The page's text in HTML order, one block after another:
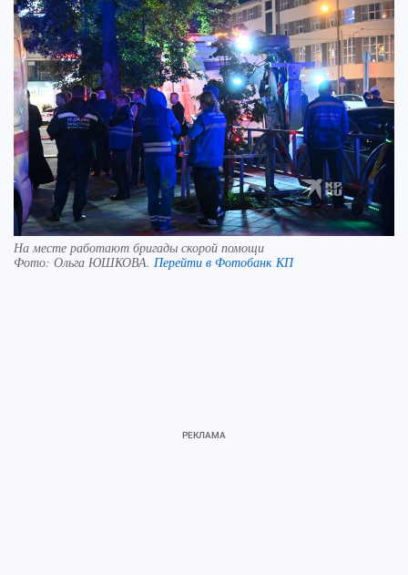
На месте работают бригады скорой помощи
Фото: Ольга ЮШКОВА. Перейти в Фотобанк КП